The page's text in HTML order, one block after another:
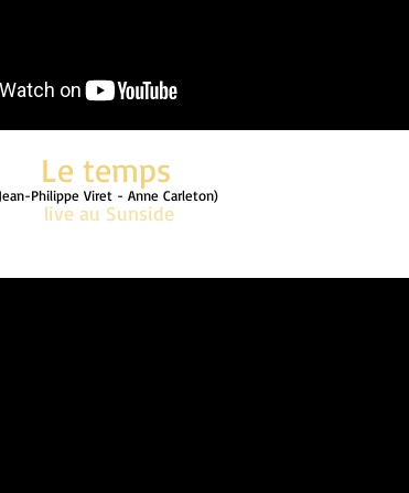
Le temps
Philippe Viret - Anne Carleton)
live au Sunside